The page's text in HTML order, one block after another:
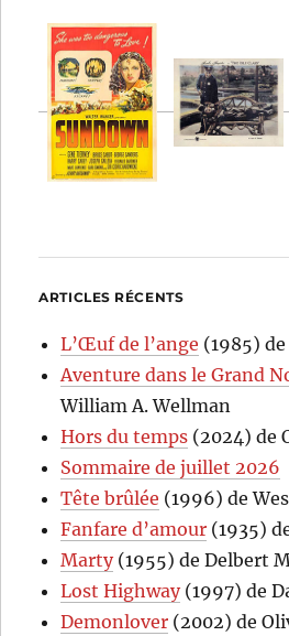
ARTICLES RÉCENTS
L’Œuf de l’ange (1985)
Aventure dans le Grand
William A. Wellman
Hors du temps (2024) de
Sommaire de juillet 2026
Tête brûlée (1996) de
Fanfare d’amour (1935)
Marty(1955) de Delbert
Lost Highway(1997) de
Demonlover (2002) de